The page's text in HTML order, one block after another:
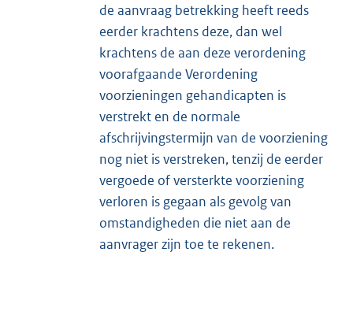
de aanvraag betrekking heeft reeds
eerder krachtens deze, dan wel
krachtens de aan deze verordening
voorafgaande Verordening
voorzieningen gehandicapten is
verstrekt en de normale
afschrijvingstermijn van de voorziening
nog niet is verstreken, tenzij de eerder
vergoede of versterkte voorziening
verloren is gegaan als gevolg van
omstandigheden die niet aan de
aanvrager zijn toe te rekenen.